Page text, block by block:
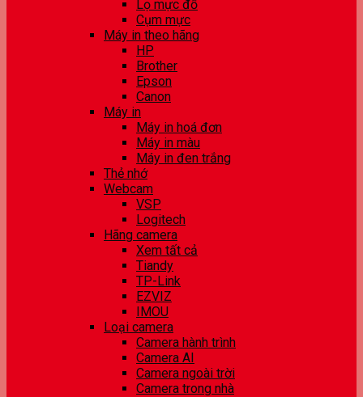
Lọ mực đổ
Cụm mực
Máy in theo hãng
HP
Brother
Epson
Canon
Máy in
Máy in hoá đơn
Máy in màu
Máy in đen trắng
Thẻ nhớ
Webcam
VSP
Logitech
Hãng camera
Xem tất cả
Tiandy
TP-Link
EZVIZ
IMOU
Loại camera
Camera hành trình
Camera AI
Camera ngoài trời
Camera trong nhà